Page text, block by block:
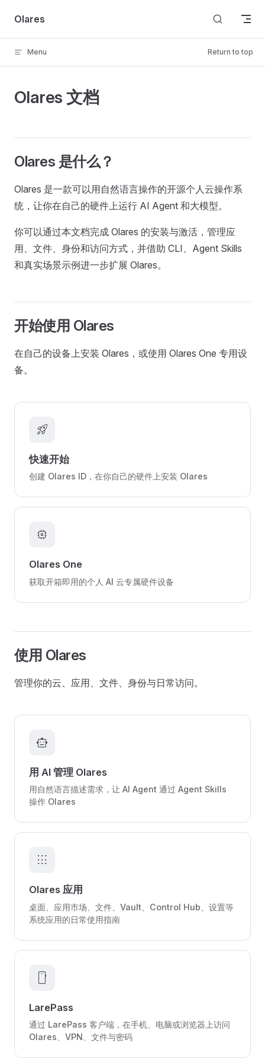
Skip to content
Olares
Menu Return to top
Olares 文档
Olares 是什么？
Olares 是一款可以用自然语言操作的开源个人云操作系
统，让你在自己的硬件上运行 AI Agent 和大模型。
你可以通过本文档完成 Olares 的安装与激活，管理应
用、文件、身份和访问方式，并借助 CLI、Agent Skills
和真实场景示例进一步扩展 Olares。
开始使用 Olares
在自己的设备上安装 Olares，或使用 Olares One 专用设
备。
rocket_launch
快速开始
创建 Olares ID，在你自己的硬件上安装 Olares
memory
Olares One
获取开箱即用的个人 AI 云专属硬件设备
使用 Olares
管理你的云、应用、文件、身份与日常访问。
smart_toy
用 AI 管理 Olares
用自然语言描述需求，让 AI Agent 通过 Agent Skills
操作 Olares
apps
Olares 应用
桌面、应用市场、文件、Vault、Control Hub、设置等
系统应用的日常使用指南
smartphone
LarePass
通过 LarePass 客户端，在手机、电脑或浏览器上访问
Olares、VPN、文件与密码